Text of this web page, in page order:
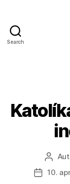
Search
Autor
článku
Dátum
10.